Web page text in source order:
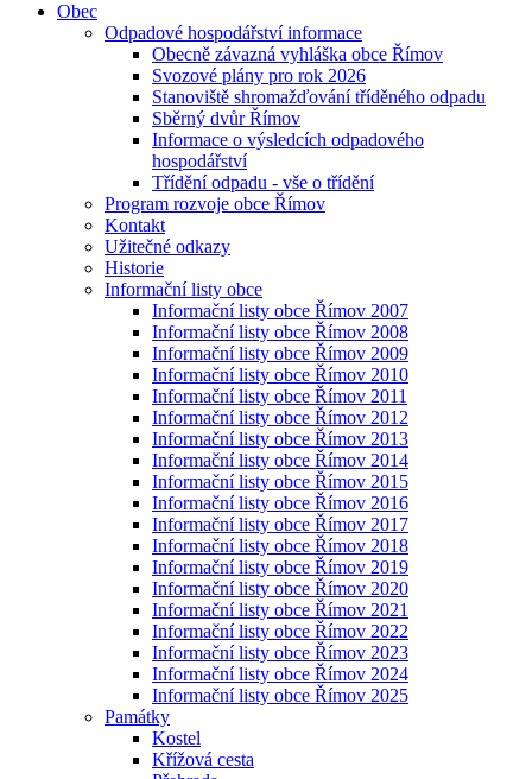
Obec
Odpadové hospodářství informace
Obecně závazná vyhláška obce Římov
Svozové plány pro rok 2026
Stanoviště shromažďování tříděného odpadu
Sběrný dvůr Římov
Informace o výsledcích odpadového
hospodářství
Třídění odpadu - vše o třídění
Program rozvoje obce Římov
Kontakt
Užitečné odkazy
Historie
Informační listy obce
Informační listy obce Římov 2007
Informační listy obce Římov 2008
Informační listy obce Římov 2009
Informační listy obce Římov 2010
Informační listy obce Římov 2011
Informační listy obce Římov 2012
Informační listy obce Římov 2013
Informační listy obce Římov 2014
Informační listy obce Římov 2015
Informační listy obce Římov 2016
Informační listy obce Římov 2017
Informační listy obce Římov 2018
Informační listy obce Římov 2019
Informační listy obce Římov 2020
Informační listy obce Římov 2021
Informační listy obce Římov 2022
Informační listy obce Římov 2023
Informační listy obce Římov 2024
Informační listy obce Římov 2025
Památky
Kostel
Křížová cesta